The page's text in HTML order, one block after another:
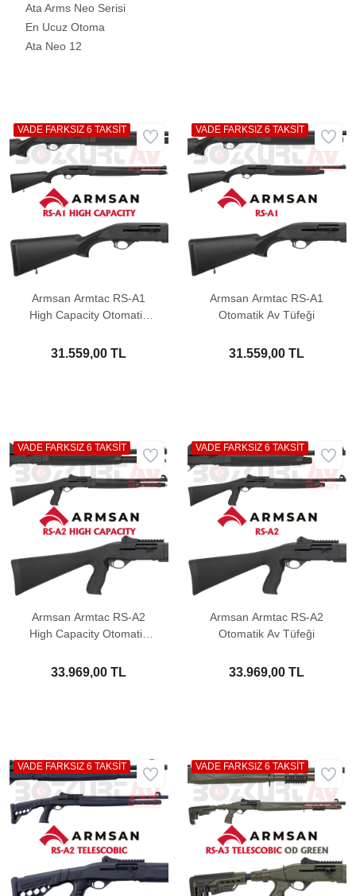
Ata Arms Neo Serisi
En Ucuz Otoma
Ata Neo 12
Armsan Armtac RS-A1
High Capacity Otomatik
31.559,00 TL
VADE FARKSIZ 6 TAKSİT
Armsan Armtac RS-A1
Otomatik Av Tüfeği
31.559,00 TL
VADE FARKSIZ 6 TAKSİT
Armsan Armtac RS-A2
High Capacity Otomatik
33.969,00 TL
VADE FARKSIZ 6 TAKSİT
Armsan Armtac RS-A2
Otomatik Av Tüfeği
33.969,00 TL
VADE FARKSIZ 6 TAKSİT
VADE FARKSIZ 6 TAKSİT VADE FARKSIZ 6 TAKSİT